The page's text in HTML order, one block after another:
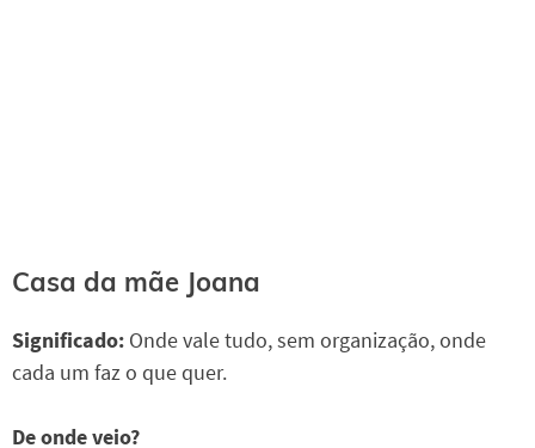
Casa da mãe Joana
Significado: Onde vale tudo, sem organização, onde
cada um faz o que quer.
De onde veio?